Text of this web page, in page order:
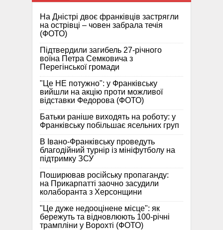
На Дністрі двоє франківців застрягли
на острівці – човен забрала течія
(ФОТО)
Підтвердили загибель 27-річного
воїна Петра Семковича з
Перегінської громади
"Це НЕ потужно": у Франківську
вийшли на акцію проти можливої
відставки Федорова (ФОТО)
Батьки раніше виходять на роботу: у
Франківську побільшає ясельних груп
В Івано-Франківську проведуть
благодійний турнір із мініфутболу на
підтримку ЗСУ
Поширював російську пропаганду:
на Прикарпатті заочно засудили
колаборанта з Херсонщини
"Це дуже недооцінене місце": як
бережуть та відновлюють 100-річні
трампліни у Ворохті (ФОТО)